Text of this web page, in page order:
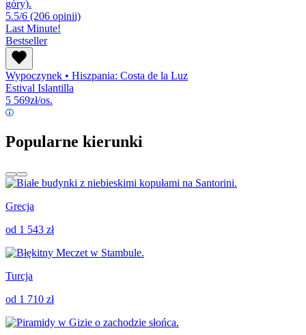
5.5/6 (206 opinii)
Last Minute!
Bestseller
Wypoczynek • Hiszpania: Costa de la Luz
Estival Islantilla
5 569zł/os.
Popularne kierunki
Grecja
od 1 543 zł
Turcja
od 1 710 zł